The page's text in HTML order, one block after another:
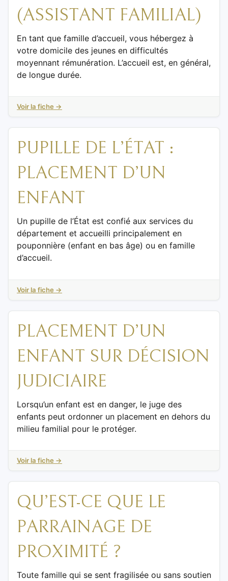
(ASSISTANT FAMILIAL)
En tant que famille d’accueil, vous hébergez à
votre domicile des jeunes en difficultés
moyennant rémunération. L’accueil est, en général,
de longue durée.
Voir la fiche →
PUPILLE DE L’ÉTAT :
PLACEMENT D’UN
ENFANT
Un pupille de l’État est confié aux services du
département et accueilli principalement en
pouponnière (enfant en bas âge) ou en famille
d’accueil.
Voir la fiche →
PLACEMENT D’UN
ENFANT SUR DÉCISION
JUDICIAIRE
Lorsqu’un enfant est en danger, le juge des
enfants peut ordonner un placement en dehors du
milieu familial pour le protéger.
Voir la fiche →
QU’EST-CE QUE LE
PARRAINAGE DE
PROXIMITÉ ?
Toute famille qui se sent fragilisée ou sans soutien